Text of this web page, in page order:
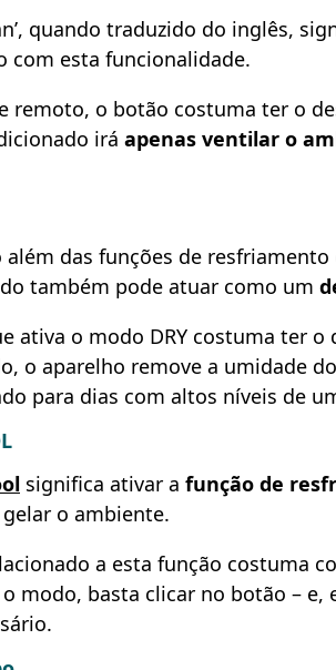
quando traduzido do inglês,
com esta funcionalidade.
remoto, o botão costuma ter o
irá apenas ventilar o
das funções de
também pode atuar como um
ativa o modo DRY costuma ter o
o aparelho remove a umidade
para dias com altos níveis de
significa ativar a função de
o ambiente.
a esta função costuma
modo, basta clicar no botão –